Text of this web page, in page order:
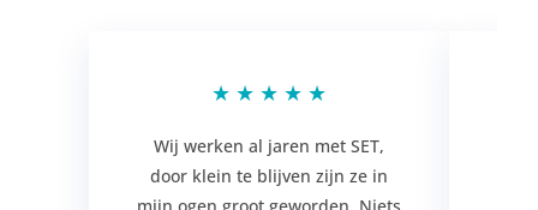
★ ★ ★ ★ ★
Wij werken al jaren met SET,
door klein te blijven zijn ze in